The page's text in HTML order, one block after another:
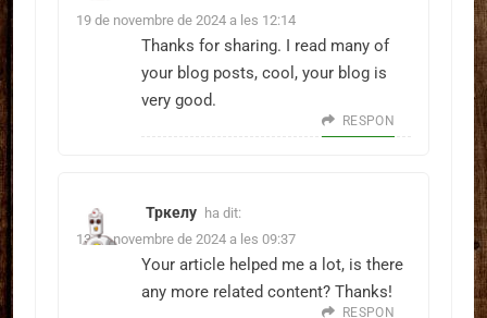
19 de novembre de 2024 a les 12:14
Thanks for sharing. I read many of
your blog posts, cool, your blog is
very good.
RESPON
Тркелу ha dit:
13 de novembre de 2024 a les 09:37
Your article helped me a lot, is there
any more related content? Thanks!
RESPON